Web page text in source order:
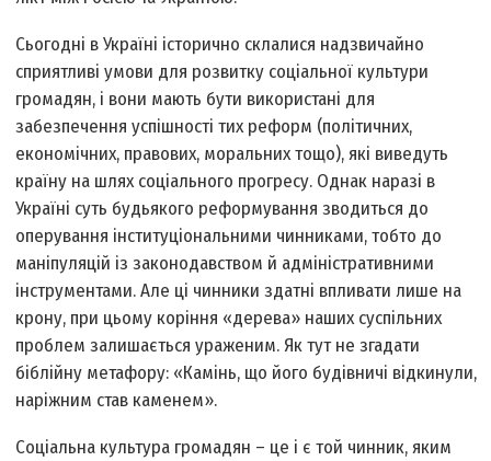
Сьогодні в Україні історично склалися надзвичайно
сприятливі умови для розвитку соціальної культури
громадян, і вони мають бути використані для
забезпечення успішності тих реформ (політичних,
економічних, правових, моральних тощо), які виведуть
країну на шлях соціального прогресу. Однак наразі в
Україні суть будь­якого реформування зводиться до
оперування інституціональними чинниками, тобто до
маніпуляцій із законодавством й адміністративними
інструментами. Але ці чинники здатні впливати лише на
крону, при цьому коріння «дерева» наших суспільних
проблем залишається ураженим. Як тут не згадати
біблійну метафору: «Камінь, що його будівничі відкинули,
наріжним став каменем».
Соціальна культура громадян – це і є той чинник, яким